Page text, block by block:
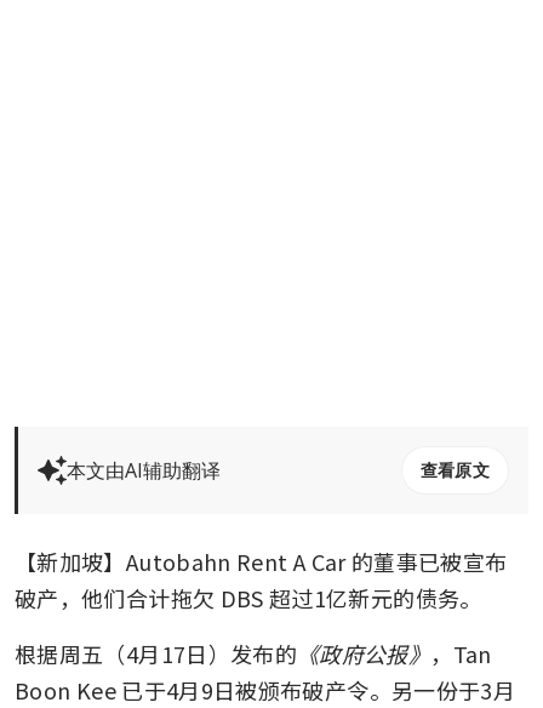
本文由AI辅助翻译 查看原文
【新加坡】Autobahn Rent A Car 的董事已被宣布
破产，他们合计拖欠 DBS 超过1亿新元的债务。
根据周五（4月17日）发布的 《政府公报》 ，Tan
Boon Kee 已于4月9日被颁布破产令。另一份于3月